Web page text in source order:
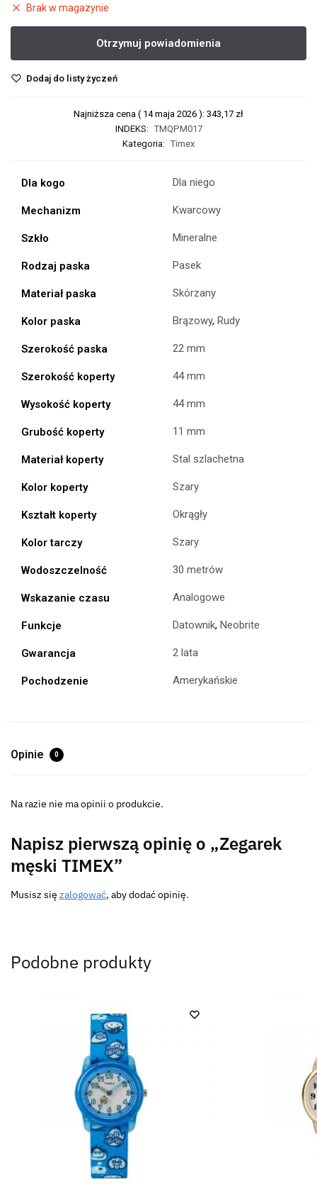
Brak w magazynie
Dodaj do listy życzeń
Najniższa cena ( 14 maja 2026 ): 343,17 zł
INDEKS: TMQPM017
Kategoria: Timex
Dla kogo Dla niego
Mechanizm Kwarcowy
Szkło Mineralne
Rodzaj paska Pasek
Materiał paska Skórzany
Kolor paska Brązowy, Rudy
Szerokość paska 22 mm
Szerokość koperty 44 mm
Wysokość koperty 44 mm
Grubość koperty 11 mm
Materiał koperty Stal szlachetna
Kolor koperty Szary
Kształt koperty Okrągły
Kolor tarczy Szary
Wodoszczelność 30 metrów
Wskazanie czasu Analogowe
Funkcje Datownik, Neobrite
Gwarancja 2 lata
Pochodzenie Amerykańskie
Opinie 0
Na razie nie ma opinii o produkcie.
Napisz pierwszą opinię o „Zegarek
męski TIMEX”
Musisz się zalogować, aby dodać opinię.
Podobne produkty